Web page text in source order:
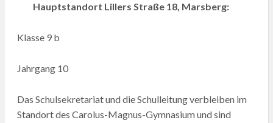
Hauptstandort Lillers Straße 18, Marsberg:
Klasse 9 b
Jahrgang 10
Das Schulsekretariat und die Schulleitung verbleiben im
Standort des Carolus-Magnus-Gymnasium und sind